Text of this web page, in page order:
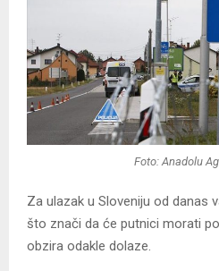
Foto: Anadolu
Za ulazak u Sloveniju od danas
što znači da će putnici morati
obzira odakle dolaze.